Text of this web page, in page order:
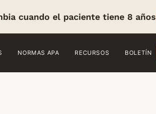
cuando el paciente tiene 8 años
NORMAS APA RECURSOS BOLETÍN